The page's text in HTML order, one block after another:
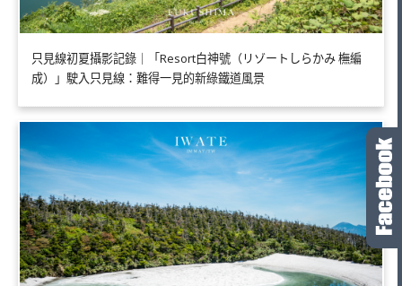
只見線初夏攝影記錄｜「Resort白神號（リゾートしらかみ 橅編
成）」駛入只見線：難得一見的新綠鐵道風景